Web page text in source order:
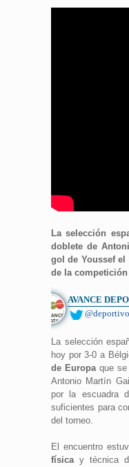
La selección
doblete de
gol de Youssef
de la
AVANCE
La selección
hoy por 3-0 a
de Europaque se
Antonio Martín
por la escuadra
suficientes para
del torneo.
El encuentro
físicay técnica